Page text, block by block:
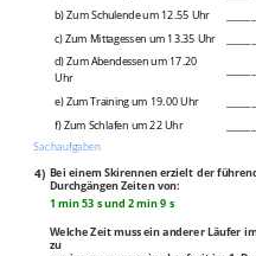
b) Zum Schulende um 12.55 Uhr
c) Zum Mittagessen um 13.35 Uhr
d) Zum Abendessen um 17.20
Uhr
e) Zum Training um 19.00 Uhr
f) Zum Schlafen um 22 Uhr
Sachaufgaben
4) Bei einem Skirennen erzielt der
Durchgängen Zeiten von:
1 min 53 s und 2 min 9 s
Welche Zeit muss ein anderer Läufer
zu